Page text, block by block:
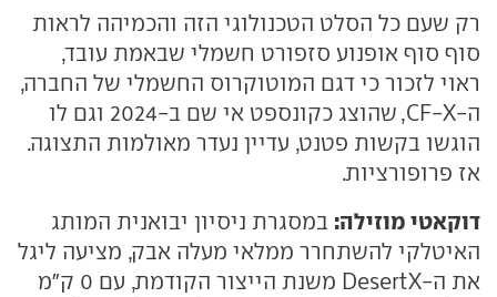
רק שעם כל הסלט הטכנולוגי הזה והכמיהה לראות
סוף סוף אופנוע סזפורט חשמלי שבאמת עובד,
ראוי לזכור כי דגם המוטוקרוס החשמלי של החברה,
ה-CF-X, שהוצג כקונספט אי שם ב-2024 וגם לו
הוגשו בקשות פטנט, עדיין נעדר מאולמות התצוגה.
אז פרופורציות.
דוקאטי מוזילה: במסגרת ניסיון יבואנית המותג
האיטלקי להשתחרר ממלאי מעלה אבק, מציעה ליגל
את ה-DesertX משנת הייצור הקודמת, עם 0 ק״מ